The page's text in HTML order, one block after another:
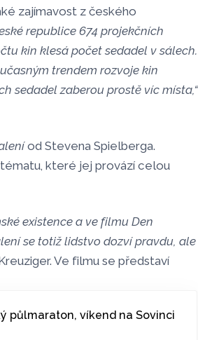
zajímavost z českého
republice 674 projekčních
kin klesá počet sedadel v sálech.
trendem rozvoje kin
sedadel zaberou prostě víc místa,“
od Stevena Spielberga.
které jej provází celou
existence a ve filmu Den
se totiž lidstvo dozví pravdu, ale
Ve filmu se představí
půlmaraton, víkend na Sovinci